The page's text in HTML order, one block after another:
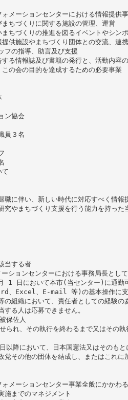
ォメーションセンターにおける情報提供
まちづくりに関する施設の管理、運営
まちづくりの推進を図るイベントやシン
提供施設やまちづくり団体との交流、連
フの指導、助言及び支援
する情報誌及び書籍の発行と、活動内容
この会の目的を達成するための必要事業
ン協会
員３名
て
職に伴い、新しい時代に対応すべく情報
究やまちづくり支援を行う能力を持った
当する者
ションセンターにおける事務局長とし
日において本市(当センター)に通勤
、Excel、E-mail 等)の基本操作に支
組織において、責任者としての経験の
する人は応募できません。
保佐人
られ、その執行を終わるまで又はその執
以降において、日本国憲法又はそのも
党その他の団体を結成し、またはこれに
ォメーションセンター事業全般にかかわ
施までのマネジメント